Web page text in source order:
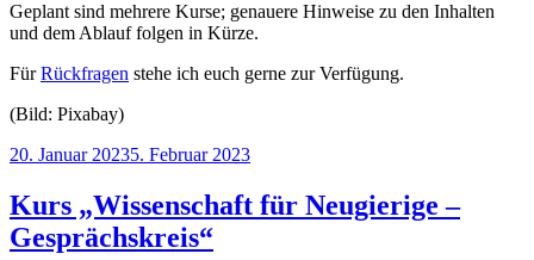
Geplant sind mehrere Kurse; genauere Hinweise zu den Inhalten
und dem Ablauf folgen in Kürze.
FürRückfragen stehe ich euch gerne zur Verfügung.
(Bild: Pixabay)
Veröffentlicht
20. Januar 20235. Februar 2023
Kurs „Wissenschaft für Neugierige –
Gesprächskreis“